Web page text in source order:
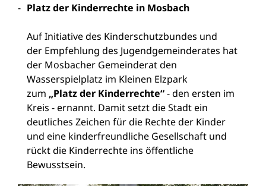
Platz der Kinderrechte in Mosbach
Auf Initiative des Kinderschutzbundes und
der Empfehlung des Jugendgemeinderates hat
der Mosbacher Gemeinderat den
Wasserspielplatz im Kleinen Elzpark
zum „Platz der Kinderrechte“- den ersten im
Kreis - ernannt. Damit setzt die Stadt ein
deutliches Zeichen für die Rechte der Kinder
und eine kinderfreundliche Gesellschaft und
rückt die Kinderrechte ins öffentliche
Bewusstsein.